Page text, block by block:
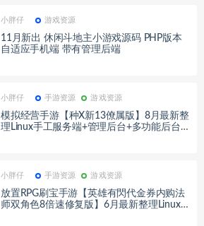
权后台-安卓版本！
小胖仔 游戏资源
11月新出 休闲斗地主小游戏源码 PHP版本
自适应手机端 带有管理后端
小胖仔 手游资源 游戏资源
模拟经营手游【种X新13僚属版】8月最新整
理Linux手工服务端+管理后台+多功能后台+
小胖仔 手游资源 游戏资源
放置RPG刷宝手游【英雄有閃代金券内购法
师双角色8倍速修复版】6月最新整理Linux